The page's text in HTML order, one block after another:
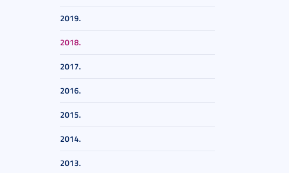
2019.
2018.
2017.
2016.
2015.
2014.
2013.